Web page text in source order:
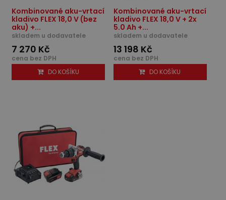
Kombinované aku-vrtací
kladivo FLEX 18,0 V (bez
aku) +...
skladem u dodavatele
7 270 Kč
cena bez DPH
DO KOŠÍKU
Kombinované aku-vrtací
kladivo FLEX 18,0 V + 2x
5.0 Ah +...
skladem u dodavatele
13 198 Kč
cena bez DPH
DO KOŠÍKU